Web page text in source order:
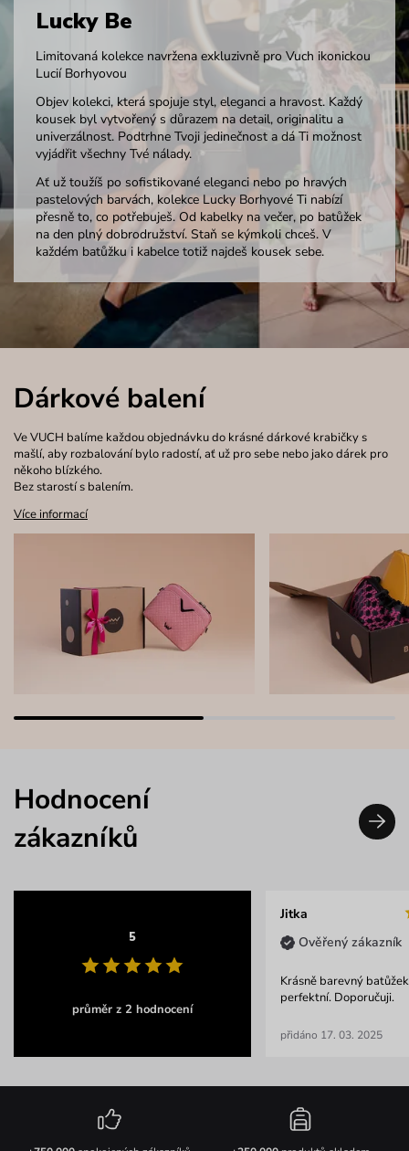
Lucky Be
Limitovaná kolekce navržena exkluzivně pro Vuch ikonickou
Lucií Borhyovou
Objev kolekci, která spojuje styl, eleganci a hravost. Každý
kousek byl vytvořený s důrazem na detail, originalitu a
univerzálnost. Podtrhne Tvoji jedinečnost a dá Ti možnost
vyjádřit všechny Tvé nálady.
Ať už toužíš po sofistikované eleganci nebo po hravých
pastelových barvách, kolekce Lucky Borhyové Ti nabízí
přesně to, co potřebuješ. Od kabelky na večer, po batůžek
na den plný dobrodružství. Staň se kýmkoli chceš. V
každém batůžku i kabelce totiž najdeš kousek sebe.
Dárkové balení
Ve VUCH balíme každou objednávku do krásné dárkové krabičky s
mašlí, aby rozbalování bylo radostí, ať už pro sebe nebo jako dárek pro
někoho blízkého.
Bez starostí s balením.
Více informací
Hodnocení
zákazníků
5
průměr z 2 hodnocení
Jitka
Ověřený zákazník
Krásně barevný
perfektní. Doporučuji.
přidáno 17. 03. 2025